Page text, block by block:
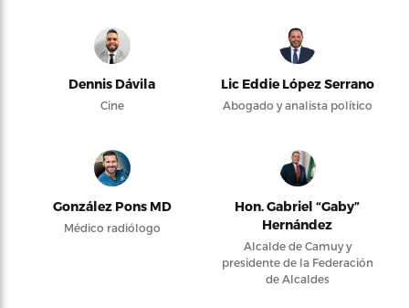
Dennis Dávila
Cine
Lic Eddie López Serrano
Abogado y analista político
González Pons MD
Médico radiólogo
Hon. Gabriel “Gaby”
Hernández
Alcalde de Camuy y
presidente de la Federación
de Alcaldes